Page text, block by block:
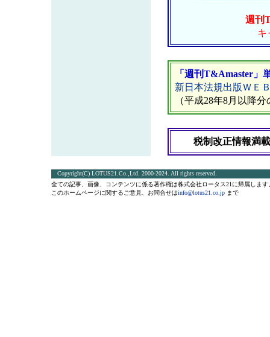
週刊
キ
「週刊T&Amaster」
新日本法規出版ＷＥ
（平成28年8月以降
税制改正情報
Copyright(C) LOTUS21.Co.,Ltd. 2000-2024. All rights reserved.
全ての記事、画像、コンテンツに係る著作権は株式会社ロータス21に帰属しま
このホームページに関するご意見、お問合せはinfo@lotus21.co.jp まで